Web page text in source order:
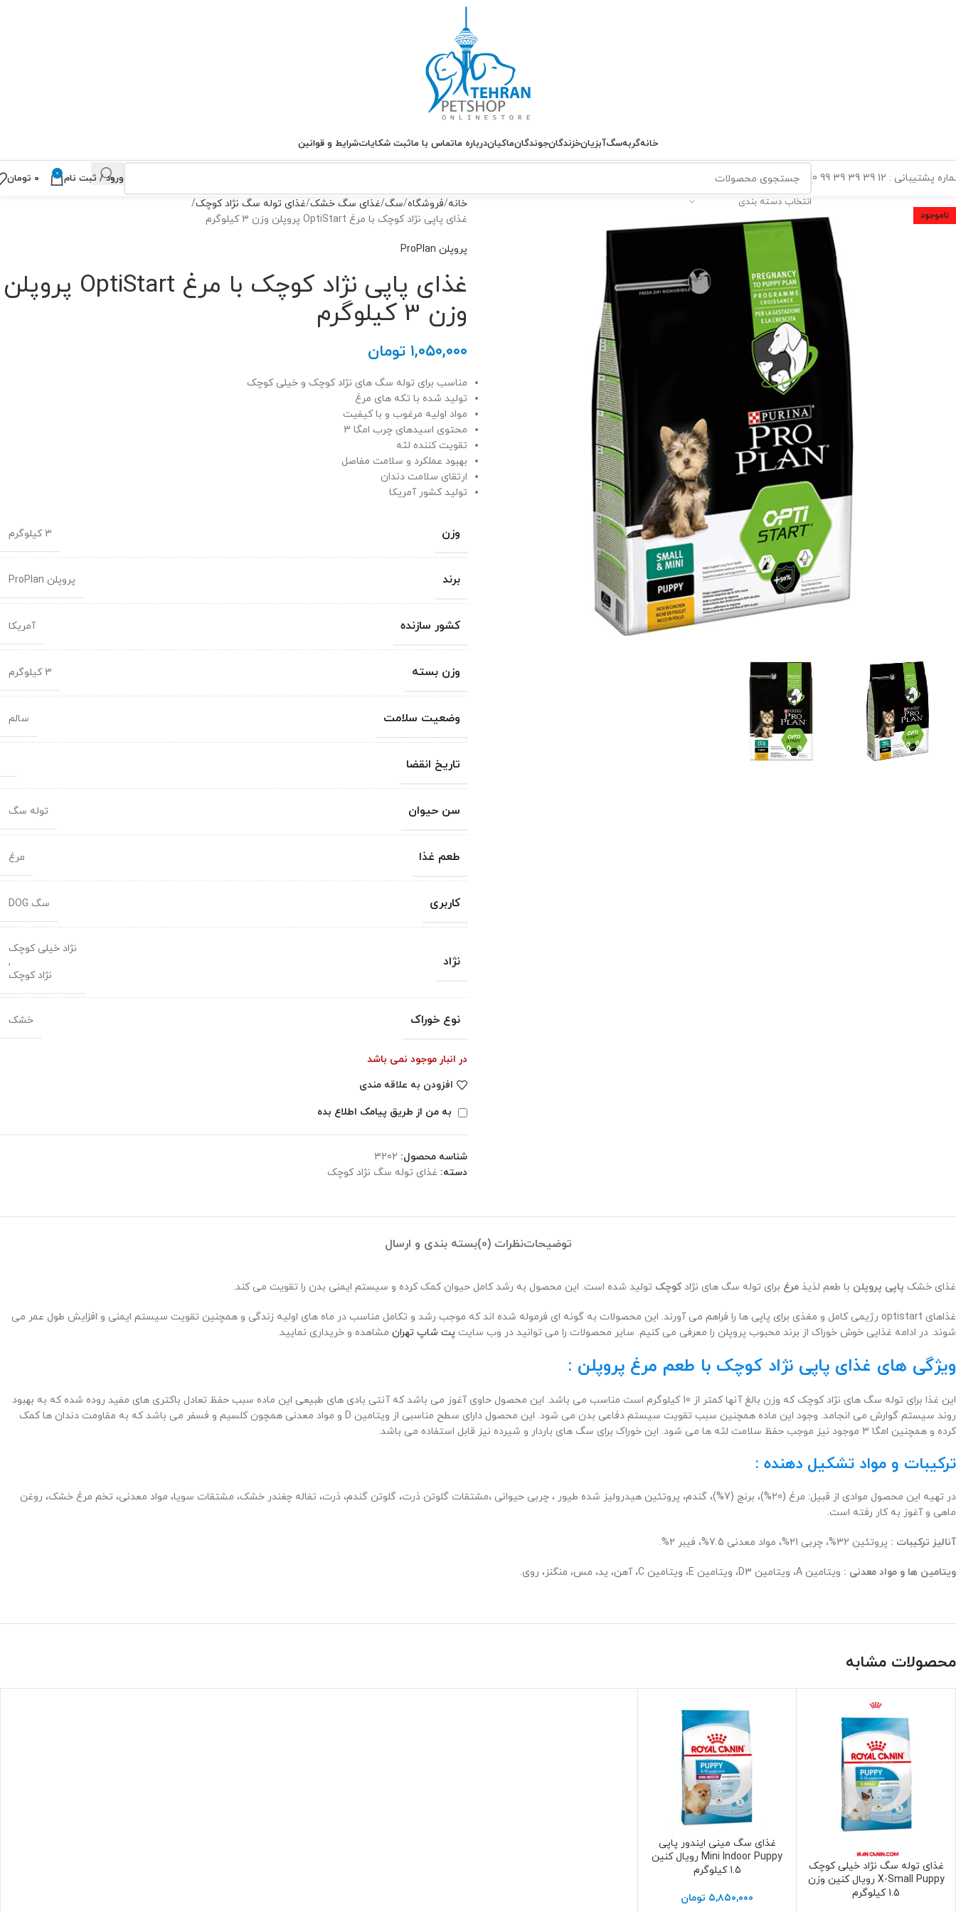
خانهگربهسگآبزیانخزندگانجوندگانماکیاندرباره ماتماس با ماثبت شکایاتشرایط و قوانین
پشتیبانی : 12 39 39 39 99 0
انتخاب دسته بندی
ورود / ثبت نام 0 ۰ تومان
ناموجود
خانه فروشگاه سگ غذای سگ خشک غذای توله سگ نژاد کوچک
غذای پاپی نژاد کوچک با مرغ OptiStart پروپلن وزن 3 کیلوگرم
پروپلن ProPlan
غذای پاپی نژاد کوچک با مرغ OptiStart پروپلن
وزن 3 کیلوگرم
۱,۰۵۰,۰۰۰ تومان
مناسب برای توله سگ های نژاد کوچک و خیلی کوچک
تولید شده با تکه های مرغ
مواد اولیه مرغوب و با کیفیت
محتوی اسیدهای چرب امگا 3
تقویت کننده لثه
بهبود عملکرد و سلامت مفاصل
ارتقای سلامت دندان
تولید کشور آمریکا
وزن 3 کیلوگرم
برند پروپلن ProPlan
کشور سازنده آمریکا
وزن بسته 3 کیلوگرم
وضعیت سلامت سالم
تاریخ انقضا
سن حیوان توله سگ
طعم غذا مرغ
کاربری سگ DOG
نژاد
نژاد خیلی کوچک
,
نژاد کوچک
نوع خوراک خشک
در انبار موجود نمی باشد
افزودن به علاقه مندی
به من از طریق پیامک اطلاع بده
شناسه محصول: 3202
دسته: غذای توله سگ نژاد کوچک
توضیحاتنظرات (0) بسته بندی و ارسال
غذای خشک پاپی پروپلن با طعم لذیذ مرغ برای توله سگ های نژاد کوچک تولید شده است. این محصول به رشد کامل حیوان کمک کرده و سیستم ایمنی بدن را تقویت می کند.
غذاهای optistart رژیمی کامل و مغذی برای پاپی ها را فراهم می آورند. این محصولات به گونه ای فرموله شده اند که موجب رشد و تکامل مناسب در ماه های اولیه زندگی و همچنین تقویت سیستم ایمنی و افزایش طول عمر می
شوند. در ادامه غذایی خوش خوراک از برند محبوب پروپلن را معرفی می کنیم. سایر محصولات را می توانید در وب سایت پت شاپ تهران مشاهده و خریداری نمایید.
ویژگی های غذای پاپی نژاد کوچک با طعم مرغ پروپلن :
این غذا برای توله سگ های نژاد کوچک که وزن بالغ آنها کمتر از 10 کیلوگرم است مناسب می باشد. این محصول حاوی آغوز می باشد که آنتی بادی های طبیعی این ماده سبب حفظ تعادل باکتری های مفید روده شده که به بهبود
روند سیستم گوارش می انجامد. وجود این ماده همچنین سبب تقویت سیستم دفاعی بدن می شود. این محصول دارای سطح مناسبی از ویتامین D و مواد معدنی همچون کلسیم و فسفر می باشد که به مقاومت دندان ها کمک
کرده و همچنین امگا 3 موجود نیز موجب حفظ سلامت لثه ها می شود. این خوراک برای سگ های باردار و شیرده نیز قابل استفاده می باشد.
ترکیبات و مواد تشکیل دهنده :
در تهیه این محصول موادی از قبیل: مرغ (20%)، برنج (7%)، گندم، پروتئین هیدرولیز شده طیور ، چربی حیوانی ،مشتقات گلوتن ذرت، گلوتن گندم، ذرت، تفاله چغندر خشک، مشتقات سویا، مواد معدنی، تخم مرغ خشک، روغن
ماهی و آغوز به کار رفته است.
آنالیز ترکیبات : پروتئین 32%، چربی 21%، مواد معدنی 7.5%، فیبر 2%.
ویتامین ها و مواد معدنی : ویتامین A، ویتامین D3، ویتامین E، ویتامین C، آهن، ید، مس، منگنز، روی.
محصولات مشابه
افزودن به سبد خرید
غذای توله سگ نژاد خیلی کوچک
X-Small Puppy رویال کنین وزن
1.5 کیلوگرم
افزودن به سبد خرید
غذای سگ مینی ایندور پاپی
Mini Indoor Puppy رویال کنین
1.5 کیلوگرم
۵,۸۵۰,۰۰۰ تومان